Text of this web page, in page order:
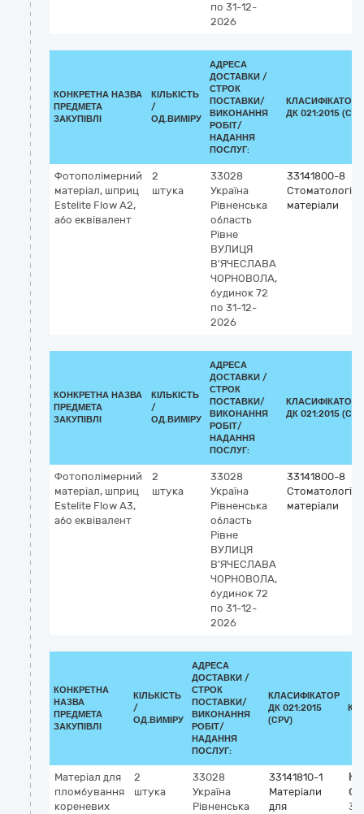
по 31-12-
2026
КОНКРЕТНА НАЗВА
ПРЕДМЕТА
ЗАКУПІВЛІ
КІЛЬКІСТЬ
/
ОД.ВИМІРУ
АДРЕСА
ДОСТАВКИ /
СТРОК
ПОСТАВКИ/
ВИКОНАННЯ
РОБІТ/
НАДАННЯ
ПОСЛУГ:
КЛАСИФІКАТОР
ДК 021:2015
Фотополімерний
матеріал, шприц
Estelite Flow А2,
або еквівалент
2
штука
33028
Україна
Рівненська
область
Рівне
ВУЛИЦЯ
В'ЯЧЕСЛАВА
ЧОРНОВОЛА,
будинок 72
по 31-12-
2026
33141800-8
матеріали
КОНКРЕТНА НАЗВА
ПРЕДМЕТА
ЗАКУПІВЛІ
КІЛЬКІСТЬ
/
ОД.ВИМІРУ
АДРЕСА
ДОСТАВКИ /
СТРОК
ПОСТАВКИ/
ВИКОНАННЯ
РОБІТ/
НАДАННЯ
ПОСЛУГ:
КЛАСИФІКАТОР
ДК 021:2015
Фотополімерний
матеріал, шприц
Estelite Flow А3,
або еквівалент
2
штука
33028
Україна
Рівненська
область
Рівне
ВУЛИЦЯ
В'ЯЧЕСЛАВА
ЧОРНОВОЛА,
будинок 72
по 31-12-
2026
33141800-8
матеріали
КОНКРЕТНА
НАЗВА
ПРЕДМЕТА
ЗАКУПІВЛІ
КІЛЬКІСТЬ
/
ОД.ВИМІРУ
АДРЕСА
ДОСТАВКИ /
СТРОК
ПОСТАВКИ/
ВИКОНАННЯ
РОБІТ/
НАДАННЯ
ПОСЛУГ:
КЛАСИФІКАТОР
ДК 021:2015
(CPV)
Матеріал для
пломбування
кореневих
2
штука
33028
Україна
Рівненська
33141810-1
Матеріали
для